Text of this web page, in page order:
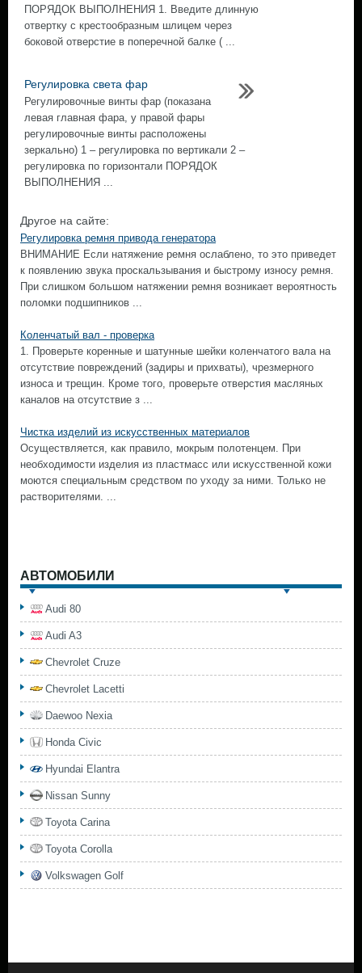
ПОРЯДОК ВЫПОЛНЕНИЯ 1. Введите длинную
отвертку с крестообразным шлицем через
боковой отверстие в поперечной балке ( ...
Регулировка света фар
Регулировочные винты фар (показана
левая главная фара, у правой фары
регулировочные винты расположены
зеркально) 1 – регулировка по вертикали 2 –
регулировка по горизонтали ПОРЯДОК
ВЫПОЛНЕНИЯ ...
Другое на сайте:
Регулировка ремня привода генератора
ВНИМАНИЕ Если натяжение ремня ослаблено, то это приведет
к появлению звука проскальзывания и быстрому износу ремня.
При слишком большом натяжении ремня возникает вероятность
поломки подшипников ...
Коленчатый вал - проверка
1. Проверьте коренные и шатунные шейки коленчатого вала на
отсутствие повреждений (задиры и прихваты), чрезмерного
износа и трещин. Кроме того, проверьте отверстия масляных
каналов на отсутствие з ...
Чистка изделий из искусственных материалов
Осуществляется, как правило, мокрым полотенцем. При
необходимости изделия из пластмасс или искусственной кожи
моются специальным средством по уходу за ними. Только не
растворителями. ...
АВТОМОБИЛИ
Audi 80
Audi A3
Chevrolet Cruze
Chevrolet Lacetti
Daewoo Nexia
Honda Civic
Hyundai Elantra
Nissan Sunny
Toyota Carina
Toyota Corolla
Volkswagen Golf